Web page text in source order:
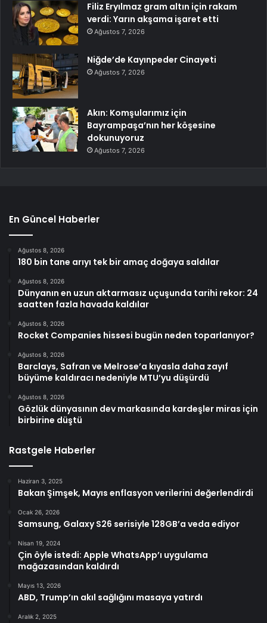
Filiz Eryılmaz gram altın için rakam
verdi: Yarın akşama işaret etti
Ağustos 7, 2026
Niğde’de Kayınpeder Cinayeti
Ağustos 7, 2026
Akın: Komşularımız için
Bayrampaşa’nın her köşesine
dokunuyoruz
Ağustos 7, 2026
En Güncel Haberler
Ağustos 8, 2026
180 bin tane arıyı tek bir amaç doğaya saldılar
Ağustos 8, 2026
Dünyanın en uzun aktarmasız uçuşunda tarihi rekor: 24
saatten fazla havada kaldılar
Ağustos 8, 2026
Rocket Companies hissesi bugün neden toparlanıyor?
Ağustos 8, 2026
Barclays, Safran ve Melrose’a kıyasla daha zayıf
büyüme kaldıracı nedeniyle MTU’yu düşürdü
Ağustos 8, 2026
Gözlük dünyasının dev markasında kardeşler miras için
birbirine düştü
Rastgele Haberler
Haziran 3, 2025
Bakan Şimşek, Mayıs enflasyon verilerini değerlendirdi
Ocak 26, 2026
Samsung, Galaxy S26 serisiyle 128GB’a veda ediyor
Nisan 19, 2024
Çin öyle istedi: Apple WhatsApp’ı uygulama
mağazasından kaldırdı
Mayıs 13, 2026
ABD, Trump’ın akıl sağlığını masaya yatırdı
Aralık 2, 2025